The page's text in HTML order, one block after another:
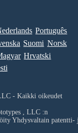
Português
Suomi Norsk
Hrvatski
- Kaikki oikeudet
, LLC:n
Yhdysvaltain patentti-